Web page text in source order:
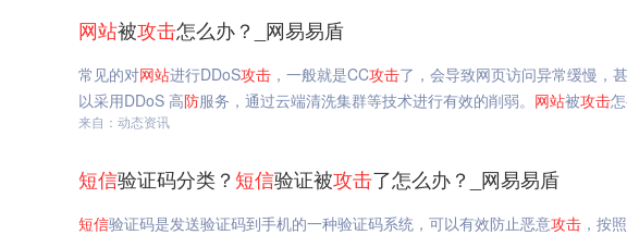
网站被攻击怎么办？_网易易盾
常见的对网站进行DDoS攻击 ，一般就是CC攻击了，会导致网页访问异常缓慢，
以采用DDoS 高防服务，通过云端清洗集群等技术进行有效的削弱。 网站被攻击
来自：动态资讯
短信验证码分类？短信验证被攻击了怎么办？_网易易盾
短信验证码是发送验证码到手机的一种验证码系统，可以有效防止恶意攻击 ，按